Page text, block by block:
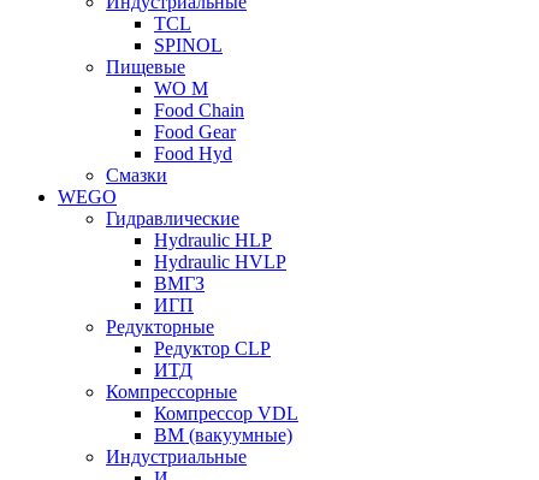
TCL
SPINOL
Пищевые
WO M
Food Chain
Food Gear
Food Hyd
Смазки
WEGO
Гидравлические
Hydraulic HLP
Hydraulic HVLP
ВМГЗ
ИГП
Редукторные
Редуктор CLP
ИТД
Компрессорные
Компрессор VDL
ВМ (вакуумные)
Индустриальные